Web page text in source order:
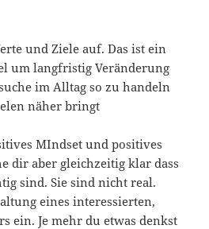
und Ziele auf. Das ist ein
um langfristig Veränderung
im Alltag so zu handeln
näher bringt
MIndset und positives
dir aber gleichzeitig klar dass
sind. Sie sind nicht real.
eines interessierten,
ein. Je mehr du etwas denkst